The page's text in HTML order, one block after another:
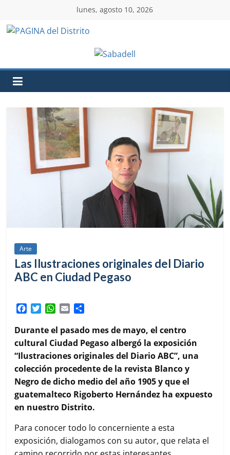
lunes, agosto 10, 2026
Arte
Las Ilustraciones originales del Diario
ABC en Ciudad Pegaso
c
e
b
o
o
k
i
t
t
e
r
W
a
t
s
A
p
p
a
i
l
m
p
a
r
t
i
r
Durante el pasado mes de mayo, el centro
cultural Ciudad Pegaso albergó la exposición
“Ilustraciones originales del Diario ABC”, una
colección procedente de la revista Blanco y
Negro de dicho medio del año 1905 y que el
guatemalteco Rigoberto Hernández ha expuesto
en nuestro Distrito.
Para conocer todo lo concerniente a esta
exposición, dialogamos con su autor, que relata el